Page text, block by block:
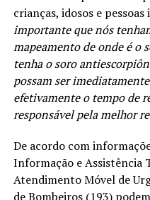
crianças, idosos e
importante que nós
mapeamento de onde é o
tenha o soro
possam ser
efetivamente o tempo de
responsável pela melhor
De acordo com
Informação e Assistência
Atendimento Móvel de
de Bombeiros (193)